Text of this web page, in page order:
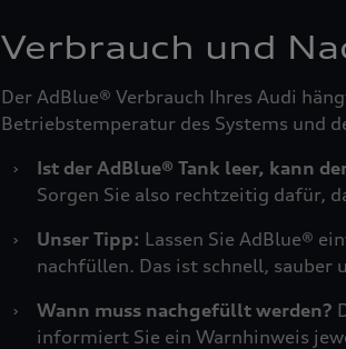
Verbrauch und
Der AdBlue® Verbrauch Ihres Audi
Betriebstemperatur des Systems und
›
Ist der AdBlue® Tank leer, kann
Sorgen Sie also rechtzeitig dafür,
›
Unser Tipp: Lassen Sie AdBlue®
nachfüllen. Das ist schnell, sauber
›
Wann muss nachgefüllt werden?
informiert Sie ein Warnhinweis